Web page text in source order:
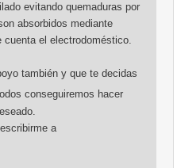
evitando quemaduras por
absorbidos mediante
el electrodoméstico.
también y que te decidas
conseguiremos hacer
a